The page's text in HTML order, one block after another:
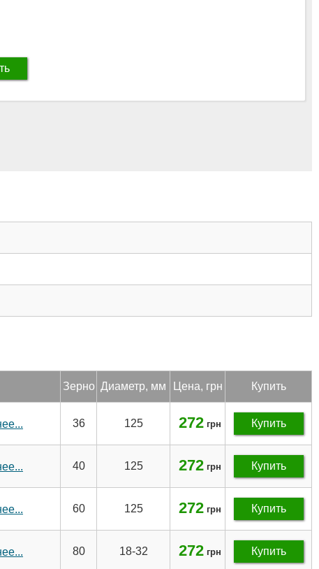
Зер­но Ди­аметр, мм Цена, грн Купить
36 125 272 грн Купить
40 125 272 грн Купить
60 125 272 грн Купить
80 18-32 272 грн Купить